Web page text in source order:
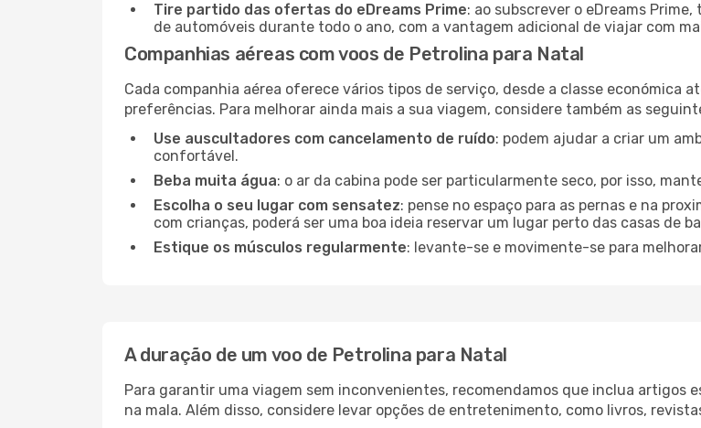
Tire partido das ofertas do eDreams Prime: ao subscrever o eDreams
de automóveis durante todo o ano, com a vantagem adicional de viajar com
Companhias aéreas com voos de Petrolina para Natal
Cada companhia aérea oferece vários tipos de serviço, desde a classe económica
preferências. Para melhorar ainda mais a sua viagem, considere também as
Use auscultadores com cancelamento de ruído: podem ajudar a criar um
confortável.
Beba muita água: o ar da cabina pode ser particularmente seco, por isso,
Escolha o seu lugar com sensatez: pense no espaço para as pernas e na
com crianças, poderá ser uma boa ideia reservar um lugar perto das casas de
Estique os músculos regularmente: levante-se e movimente-se para
A duração de um voo de Petrolina para Natal
Para garantir uma viagem sem inconvenientes, recomendamos que inclua artigos
na mala. Além disso, considere levar opções de entretenimento, como livros,